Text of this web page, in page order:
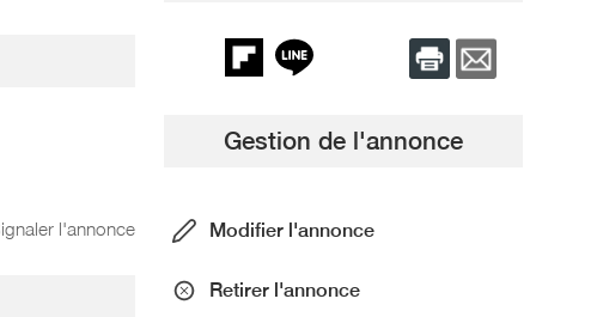
l'annonce
Gestion de l'annonce
Modifier l'annonce
Retirer l'annonce